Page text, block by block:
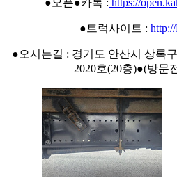
●오픈●카톡 : https://
●트럭사이트 :
●오시는길 : 경기도 안산시 상록
2020호(20층)●(방문